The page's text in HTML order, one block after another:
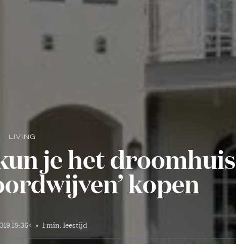
LIVING
je het droomhuis
kopen
18:36< • 1 min. leestijd